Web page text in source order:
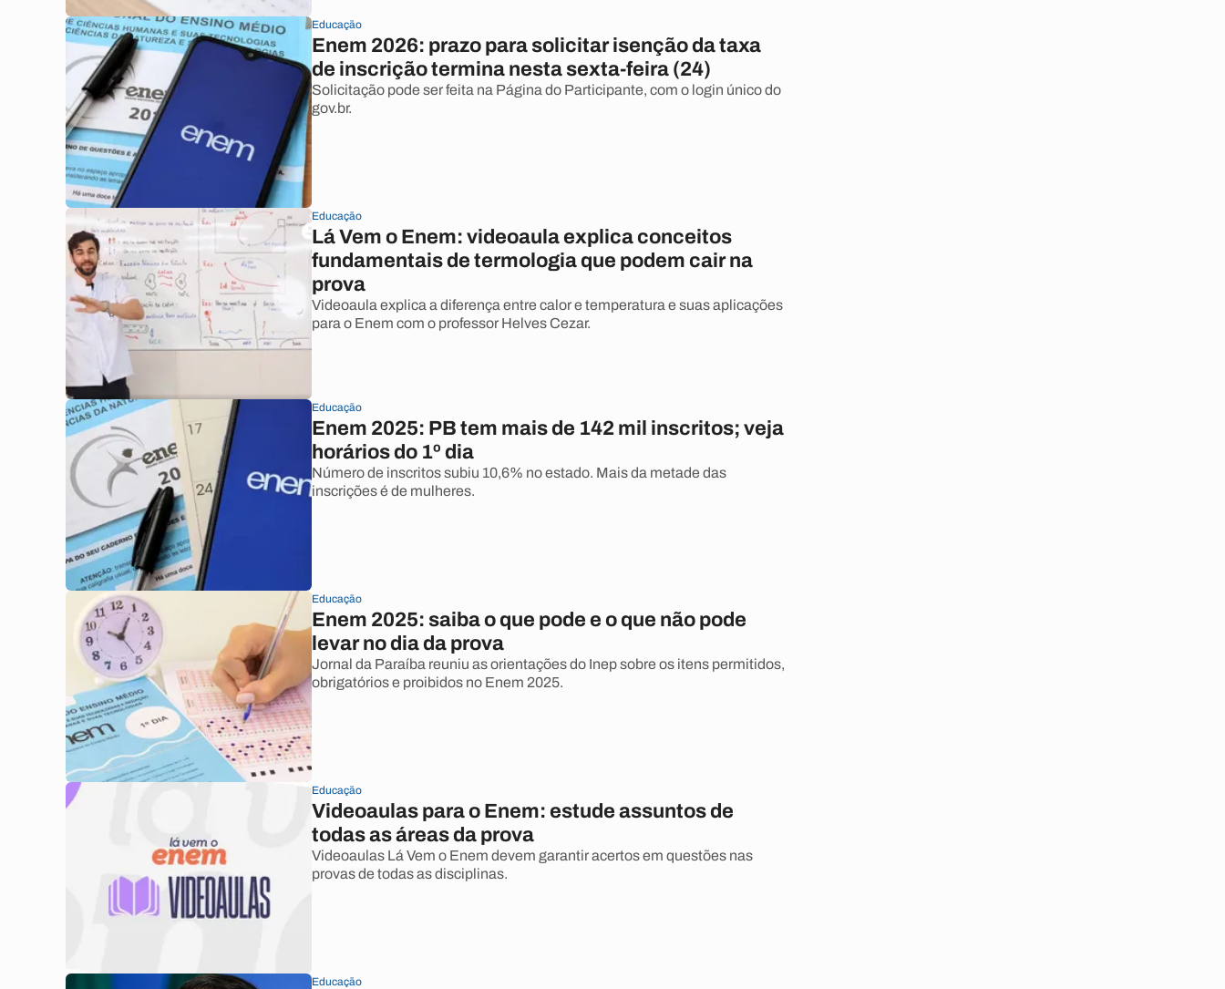
Educação
Enem 2026: prazo para solicitar isenção da taxa
de inscrição termina nesta sexta-feira (24)
Solicitação pode ser feita na Página do Participante, com o login único do
gov.br.
Educação
Lá Vem o Enem: videoaula explica conceitos
fundamentais de termologia que podem cair na
prova
Videoaula explica a diferença entre calor e temperatura e suas aplicações
para o Enem com o professor Helves Cezar.
Educação
Enem 2025: PB tem mais de 142 mil inscritos; veja
horários do 1º dia
Número de inscritos subiu 10,6% no estado. Mais da metade das
inscrições é de mulheres.
Educação
Enem 2025: saiba o que pode e o que não pode
levar no dia da prova
Jornal da Paraíba reuniu as orientações do Inep sobre os itens permitidos,
obrigatórios e proibidos no Enem 2025.
Educação
Videoaulas para o Enem: estude assuntos de
todas as áreas da prova
Videoaulas Lá Vem o Enem devem garantir acertos em questões nas
provas de todas as disciplinas.
Educação